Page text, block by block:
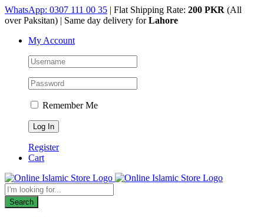
Skip
to
WhatsApp: 0307 111 00 35 | Flat Shipping Rate: 200 PKR (All
over Paksitan) | Same day delivery forLahore
My Account
Remember Me
Register
Cart
Products
search
Search